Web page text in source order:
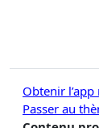
Obtenir
Passer au